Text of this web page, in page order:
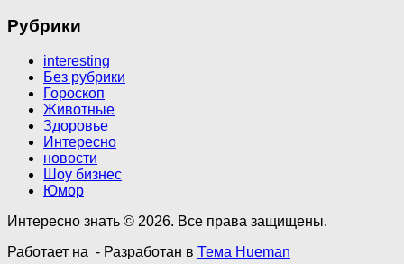
Рубрики
interesting
Без рубрики
Гороскоп
Животные
Здоровье
Интересно
новости
Шоу бизнес
Юмор
Интересно знать © 2026. Все права защищены.
Работает на - Разработан в Тема Hueman